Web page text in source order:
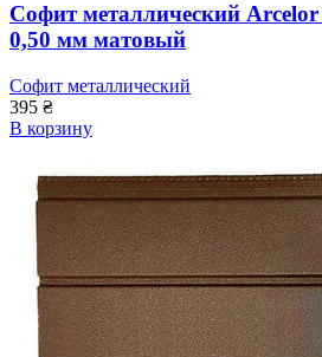
Софит металлический
0,50 мм матовый
Софит металлический
395 ₴
В корзину